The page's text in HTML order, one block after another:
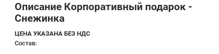
Описание Корпоративный подарок -
Снежинка
ЦЕНА УКАЗАНА БЕЗ НДС
Состав: